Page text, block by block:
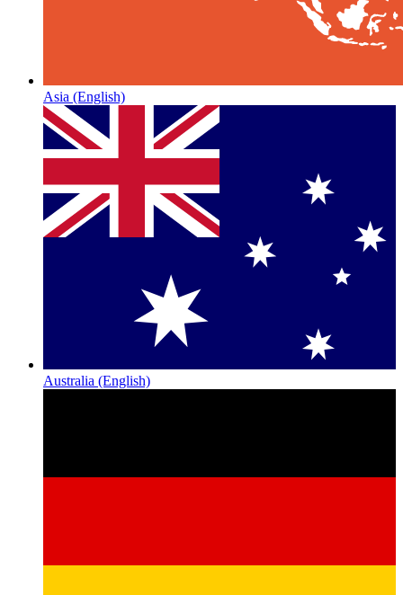
Asia (English)
Australia (English)